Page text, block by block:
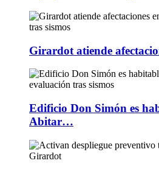
Girardot atiende
Edificio Don Simón es
Abitar…